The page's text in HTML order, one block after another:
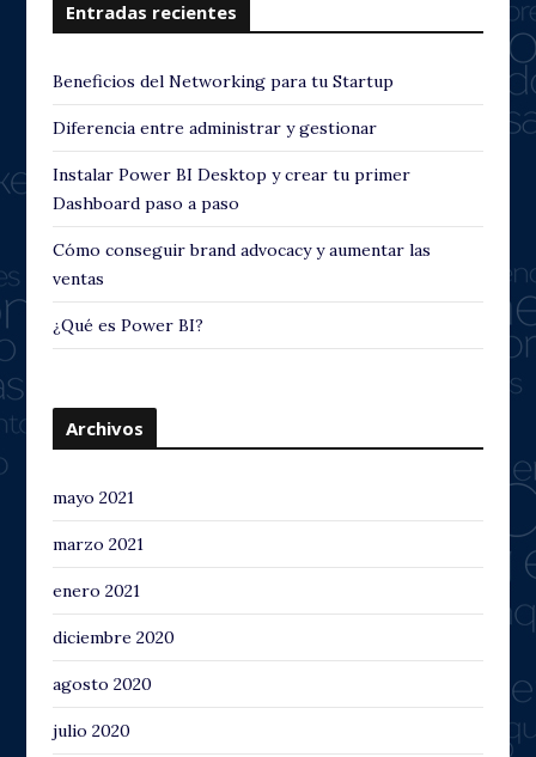
Entradas recientes
Beneficios del Networking para tu Startup
Diferencia entre administrar y gestionar
Instalar Power BI Desktop y crear tu primer
Dashboard paso a paso
Cómo conseguir brand advocacy y aumentar las
ventas
¿Qué es Power BI?
Archivos
mayo 2021
marzo 2021
enero 2021
diciembre 2020
agosto 2020
julio 2020